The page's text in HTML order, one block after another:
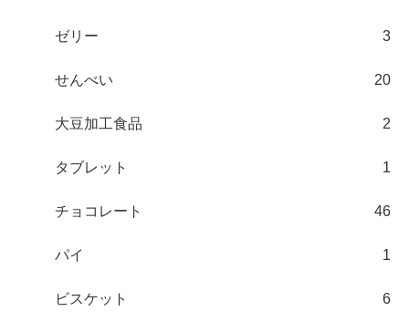
ゼリー 3
せんべい 20
大豆加工食品 2
タブレット 1
チョコレート 46
パイ 1
ビスケット 6